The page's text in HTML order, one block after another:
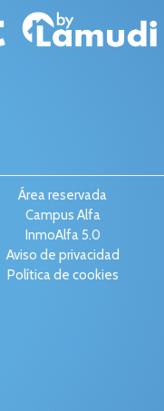
Área reservada
Campus Alfa
InmoAlfa 5.0
Aviso de privacidad
Política de cookies